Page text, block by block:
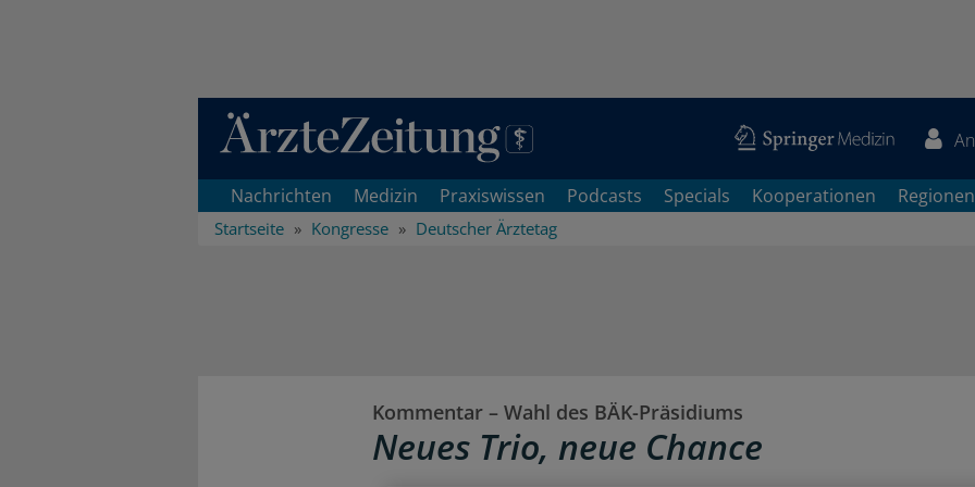
Direkt zum Inhaltsbereich
Nachrichten Medizin Praxiswissen Podcasts Specials Kooperationen Regionen
Startseite Kongresse Deutscher Ärztetag
Kommentar – Wahl des BÄK-Präsidiums
Neues Trio, neue Chance